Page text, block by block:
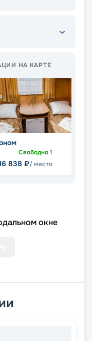
НА КАРТЕ
Свободно1
838 ₽/ место
окне